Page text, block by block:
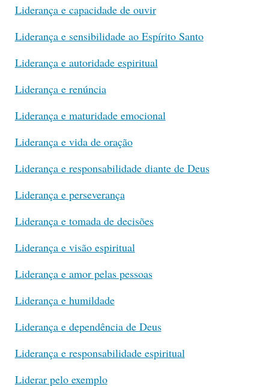
Liderança e capacidade de ouvir
Liderança e sensibilidade ao Espírito Santo
Liderança e autoridade espiritual
Liderança e renúncia
Liderança e maturidade emocional
Liderança e vida de oração
Liderança e responsabilidade diante de Deus
Liderança e perseverança
Liderança e tomada de decisões
Liderança e visão espiritual
Liderança e amor pelas pessoas
Liderança e humildade
Liderança e dependência de Deus
Liderança e responsabilidade espiritual
Liderar pelo exemplo